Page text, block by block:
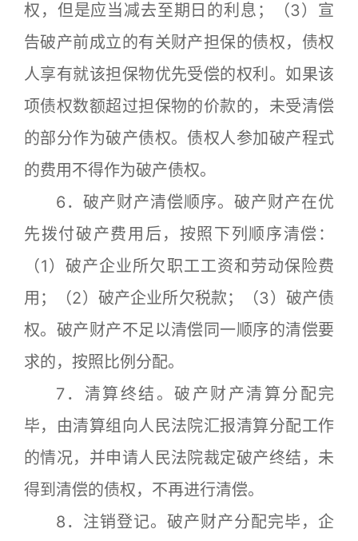
权，但是应当减去至期日的利息；（3）宣
告破产前成立的有关财产担保的债权，债权
人享有就该担保物优先受偿的权利。如果该
项债权数额超过担保物的价款的，未受清偿
的部分作为破产债权。债权人参加破产程式
的费用不得作为破产债权。
6．破产财产清偿顺序。破产财产在优
先拨付破产费用后，按照下列顺序清偿：
（1）破产企业所欠职工工资和劳动保险费
用；（2）破产企业所欠税款；（3）破产债
权。破产财产不足以清偿同一顺序的清偿要
求的，按照比例分配。
7．清算终结。破产财产清算分配完
毕，由清算组向人民法院汇报清算分配工作
的情况，并申请人民法院裁定破产终结，未
得到清偿的债权，不再进行清偿。
8．注销登记。破产财产分配完毕，企